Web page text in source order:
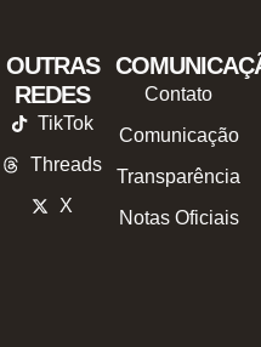
OUTRAS
REDES
TikTok
Threads
X
Contato
Comunicação
Transparência
Notas Oficiais